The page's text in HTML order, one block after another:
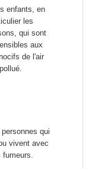
enfants, en
les
qui sont
aux
de l'air
pollué.
qui
vivent avec
fumeurs.